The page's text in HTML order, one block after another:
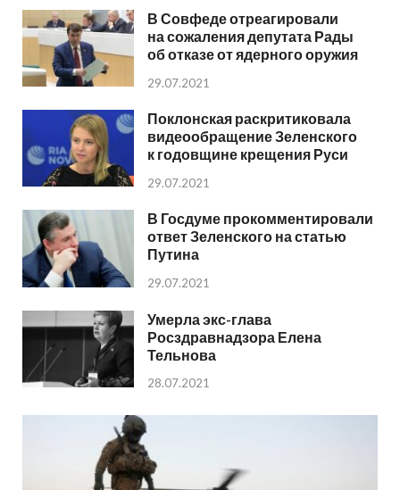
В Совфеде отреагировали
на сожаления депутата Рады
об отказе от ядерного оружия
29.07.2021
Поклонская раскритиковала
видеообращение Зеленского
к годовщине крещения Руси
29.07.2021
В Госдуме прокомментировали
ответ Зеленского на статью
Путина
29.07.2021
Умерла экс-глава
Росздравнадзора Елена
Тельнова
28.07.2021